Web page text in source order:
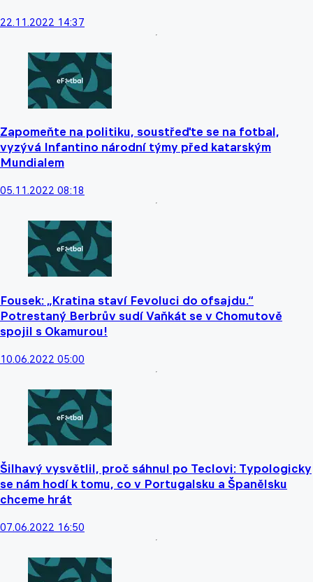
22.11.2022 14:37
Zapomeňte na politiku, soustřeďte se na fotbal,
vyzývá Infantino národní týmy před katarským
Mundialem
05.11.2022 08:18
Fousek: „Kratina staví Fevoluci do ofsajdu.“
Potrestaný Berbrův sudí Vaňkát se v Chomutově
spojil s Okamurou!
10.06.2022 05:00
Šilhavý vysvětlil, proč sáhnul po Teclovi: Typologicky
se nám hodí k tomu, co v Portugalsku a Španělsku
chceme hrát
07.06.2022 16:50